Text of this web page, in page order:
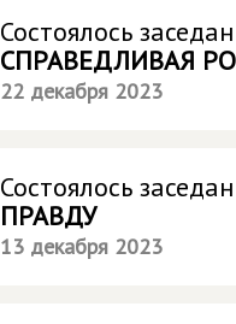
Состоялось
СПРАВЕДЛИВАЯ
22 декабря 2023
Состоялось
ПРАВДУ
13 декабря 2023